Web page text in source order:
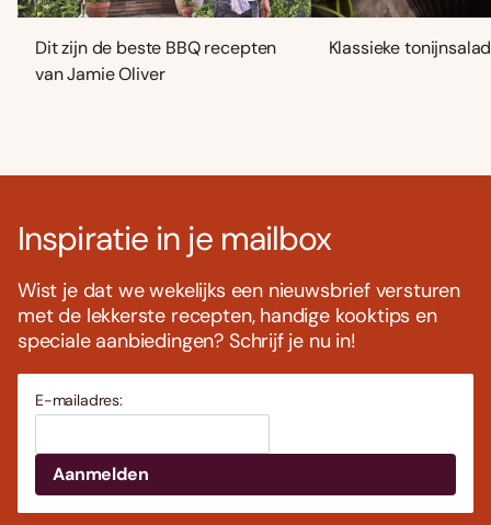
Dit zijn de beste BBQ recepten
van Jamie Oliver
Klassieke
Inspiratie in je mailbox
Wist je dat we wekelijks een nieuwsbrief versturen
met de lekkerste recepten, handige kooktips en
speciale aanbiedingen? Schrijf je nu in!
E-mailadres: